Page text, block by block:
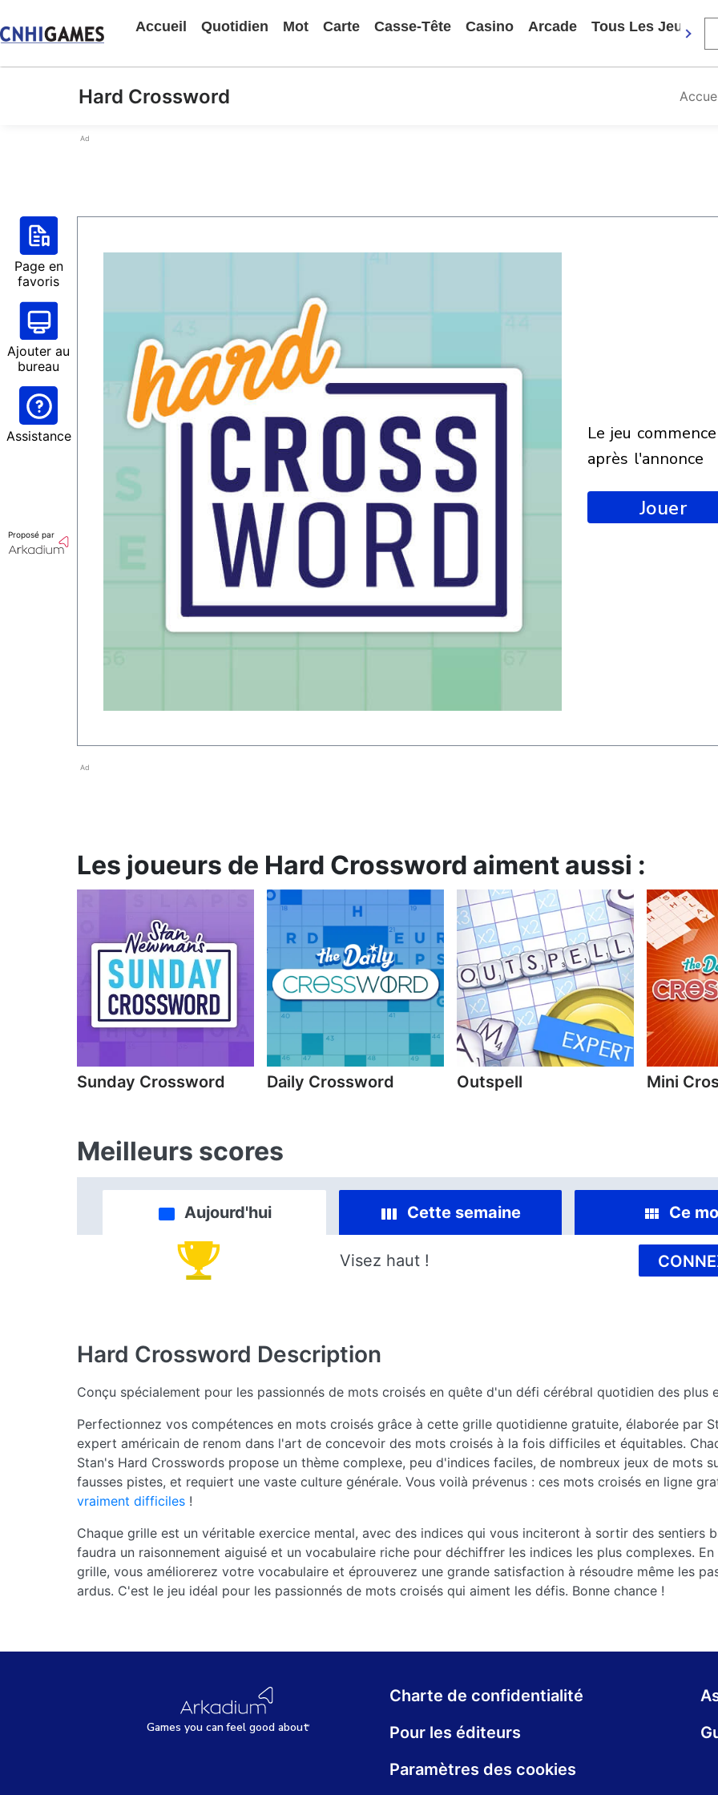
Accueil Quotidien Mot Carte Casse-Tête Casino Arcade Tous Les Jeux
Hard Crossword
Ad
Page en
favoris
Ajouter au
bureau
Assistance
Proposé par
le jeu commencera
après l'annonce
Jouer
Ad
Les joueurs de Hard Crossword aiment aussi :
Sunday Crossword Daily Crossword Outspell Mini
Meilleurs scores
Aujourd'hui Cette semaine Ce
Visez haut !
Hard Crossword Description
Conçu spécialement pour les passionnés de mots croisés en quête d'un défi cérébral quotidien des plus
Perfectionnez vos compétences en mots croisés grâce à cette grille quotidienne gratuite, élaborée par
expert américain de renom dans l'art de concevoir des mots croisés à la fois difficiles et équitables.
Stan's Hard Crosswords propose un thème complexe, peu d'indices faciles, de nombreux jeux de mots
fausses pistes, et requiert une vaste culture générale. Vous voilà prévenus : ces mots croisés en ligne
vraiment difficiles !
Chaque grille est un véritable exercice mental, avec des indices qui vous inciteront à sortir des sentiers
faudra un raisonnement aiguisé et un vocabulaire riche pour déchiffrer les indices les plus complexes.
grille, vous améliorerez votre vocabulaire et éprouverez une grande satisfaction à résoudre même les
ardus. C'est le jeu idéal pour les passionnés de mots croisés qui aiment les défis. Bonne chance !
Games you canfeel good about
Charte de confidentialité
Pour les éditeurs
Paramètres des cookies